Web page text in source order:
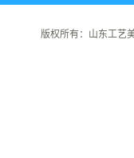
版权所有：山东工艺